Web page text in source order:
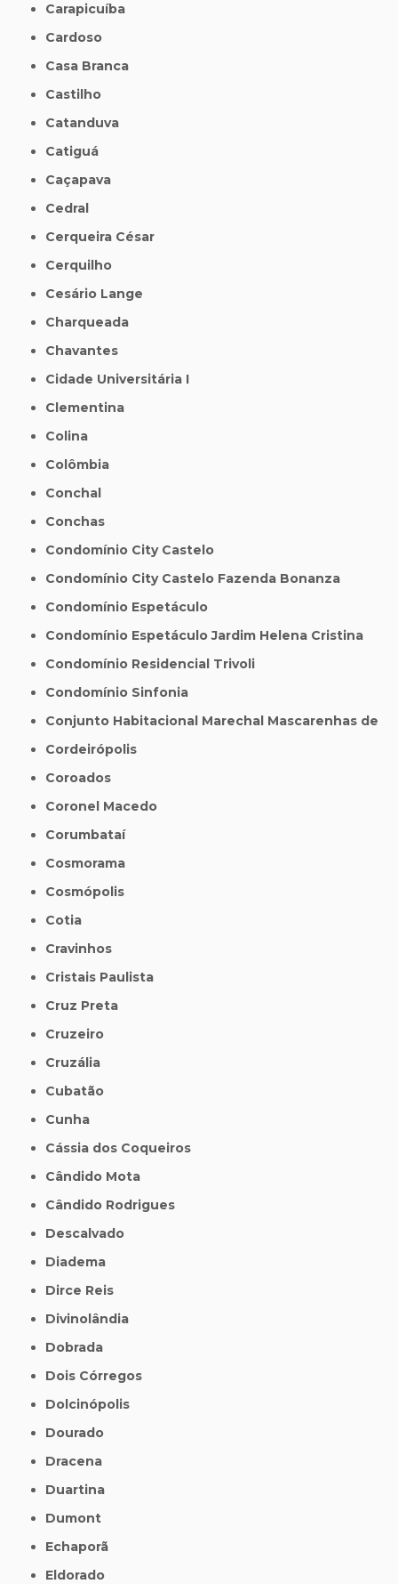
Carapicuíba
Cardoso
Casa Branca
Castilho
Catanduva
Catiguá
Caçapava
Cedral
Cerqueira César
Cerquilho
Cesário Lange
Charqueada
Chavantes
Cidade Universitária I
Clementina
Colina
Colômbia
Conchal
Conchas
Condomínio City Castelo
Condomínio City Castelo Fazenda Bonanza
Condomínio Espetáculo
Condomínio Espetáculo Jardim Helena Cristina
Condomínio Residencial Trivoli
Condomínio Sinfonia
Conjunto Habitacional Marechal Mascarenhas de
Cordeirópolis
Coroados
Coronel Macedo
Corumbataí
Cosmorama
Cosmópolis
Cotia
Cravinhos
Cristais Paulista
Cruz Preta
Cruzeiro
Cruzália
Cubatão
Cunha
Cássia dos Coqueiros
Cândido Mota
Cândido Rodrigues
Descalvado
Diadema
Dirce Reis
Divinolândia
Dobrada
Dois Córregos
Dolcinópolis
Dourado
Dracena
Duartina
Dumont
Echaporã
Eldorado